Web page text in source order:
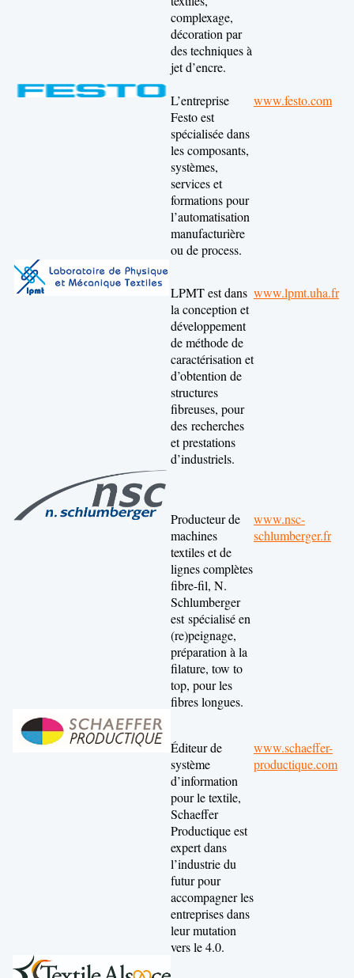
complexage,
décoration par
des techniques à
jet d’encre.
L’entreprise
Festo est
spécialisée dans
les composants,
systèmes,
services et
formations pour
l’automatisation
manufacturière
ou de process.
www.festo.com
LPMT est dans
la conception et
développement
de méthode de
caractérisation et
d’obtention de
structures
fibreuses, pour
des recherches
et prestations
d’industriels.
www.lpmt.uha.fr
Producteur de
machines
textiles et de
lignes complètes
fibre-fil, N.
Schlumberger
est spécialisé en
(re)peignage,
préparation à la
filature, tow to
top, pour les
fibres longues.
www.nsc-
schlumberger.fr
Éditeur de
système
d’information
pour le textile,
Schaeffer
Productique est
expert dans
l’industrie du
futur pour
accompagner les
entreprises dans
leur mutation
vers le 4.0.
www.schaeffer-
productique.com